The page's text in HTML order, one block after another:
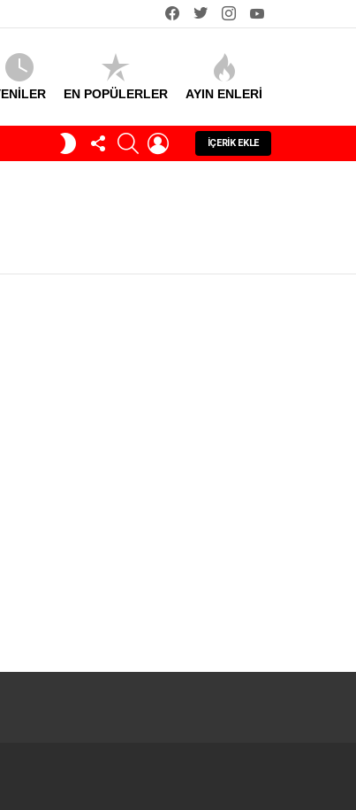
facebooktwitterinstagram
EN POPÜLERLER AYIN ENLERI
GECE
MODU
TAKIP
ET
SEARCHGIRIŞ
İÇERIK EKLE